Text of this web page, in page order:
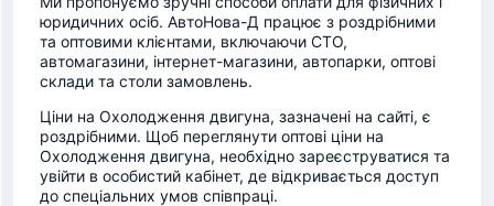
юридичних осіб. АвтоНова-Д працює з роздрібними
та оптовими клієнтами, включаючи СТО,
автомагазини, інтернет-магазини, автопарки, оптові
склади та столи замовлень.
Ціни на Охолодження двигуна, зазначені на сайті, є
роздрібними. Щоб переглянути оптові ціни на
Охолодження двигуна, необхідно зареєструватися та
увійти в особистий кабінет, де відкривається доступ
до спеціальних умов співпраці.